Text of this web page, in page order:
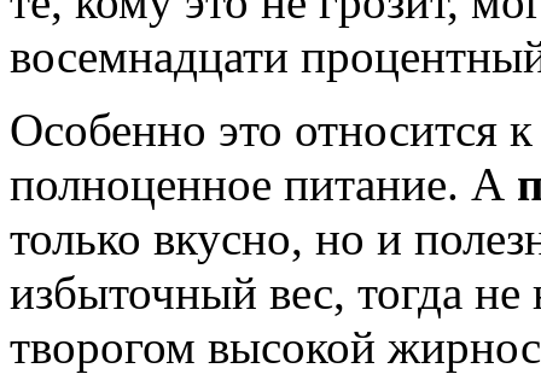
восемнадцати
Особенно это относится
полноценное питание. А
только вкусно, но и
избыточный вес, тогда
творогом высокой